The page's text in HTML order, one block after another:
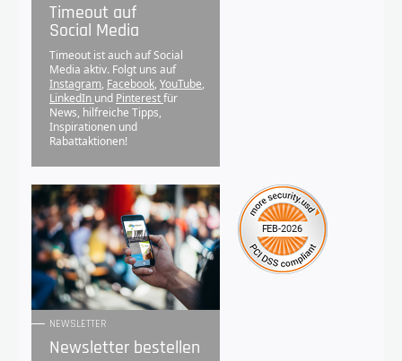
Timeout auf
Social Media
Timeout ist auch auf Social
Media aktiv. Folgt uns auf
Instagram, Facebook, YouTube,
LinkedIn und Pinterestfür
News, hilfreiche Tipps,
Inspirationen und
Rabattaktionen!
NEWSLETTER
Newsletter bestellen